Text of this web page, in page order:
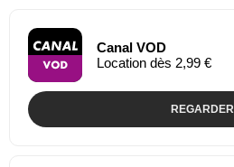
Canal VOD
Location dès 2,99 €
REGARDER